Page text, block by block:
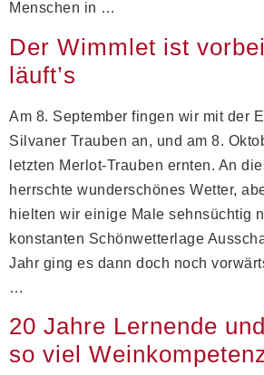
Menschen in …
Der Wimmlet ist
läuft’s
Am 8. September fingen wir mit der
Silvaner Trauben an, und am 8.
letzten Merlot-Trauben ernten. An
herrschte wunderschönes Wetter,
hielten wir einige Male sehnsüchtig
konstanten Schönwetterlage
Jahr ging es dann doch noch
…
20 Jahre Lernende
so viel